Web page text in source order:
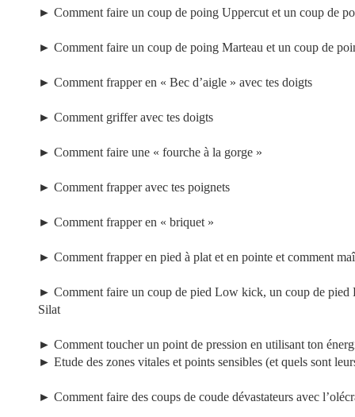
► Comment faire un coup de poing Uppercut et un coup de
► Comment faire un coup de poing Marteau et un coup de
► Comment frapper en « Bec d’aigle » avec tes doigts
► Comment griffer avec tes doigts
► Comment faire une « fourche à la gorge »
► Comment frapper avec tes poignets
► Comment frapper en « briquet »
► Comment frapper en pied à plat et en pointe et comment
► Comment faire un coup de pied Low kick, un coup de
Silat
► Comment toucher un point de pression en utilisant ton
► Etude des zones vitales et points sensibles (et quels sont
► Comment faire des coups de coude dévastateurs avec